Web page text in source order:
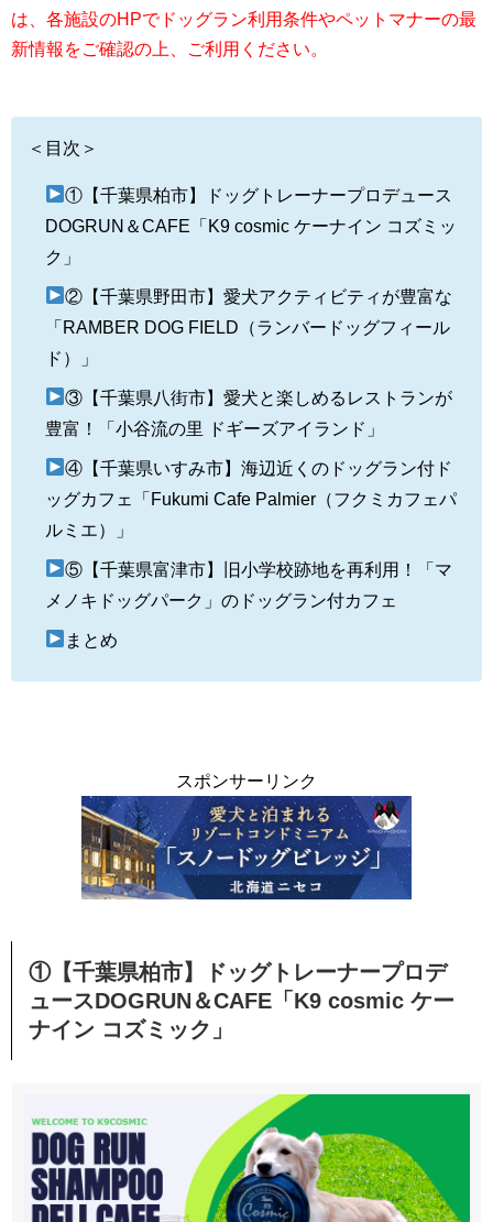
は、各施設のHPでドッグラン利用条件やペットマナーの最
新情報をご確認の上、ご利用ください。
＜目次＞
①【千葉県柏市】ドッグトレーナープロデュース
DOGRUN＆CAFE「K9 cosmic ケーナイン コズミッ
ク」
②【千葉県野田市】愛犬アクティビティが豊富な
「RAMBER DOG FIELD（ランバードッグフィール
ド）」
③【千葉県八街市】愛犬と楽しめるレストランが
豊富！「小谷流の里 ドギーズアイランド」
④【千葉県いすみ市】海辺近くのドッグラン付ド
ッグカフェ「Fukumi Cafe Palmier（フクミカフェパ
ルミエ）」
⑤【千葉県富津市】旧小学校跡地を再利用！「マ
メノキドッグパーク」のドッグラン付カフェ
まとめ
スポンサーリンク
①【千葉県柏市】ドッグトレーナープロデ
ュースDOGRUN＆CAFE「K9 cosmic ケー
ナイン コズミック」